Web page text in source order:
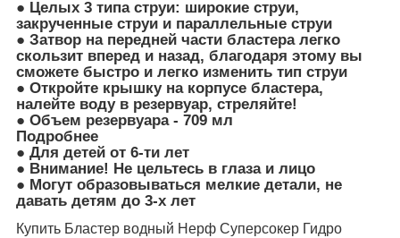
● Целых 3 типа струи: широкие струи,
закрученные струи и параллельные струи
● Затвор на передней части бластера легко
скользит вперед и назад, благодаря этому вы
сможете быстро и легко изменить тип струи
● Откройте крышку на корпусе бластера,
налейте воду в резервуар, стреляйте!
● Объем резервуара - 709 мл
Подробнее
● Для детей от 6-ти лет
● Внимание! Не цельтесь в глаза и лицо
● Могут образовываться мелкие детали, не
давать детям до 3-х лет
Купить Бластер водный Нерф Суперсокер Гидро